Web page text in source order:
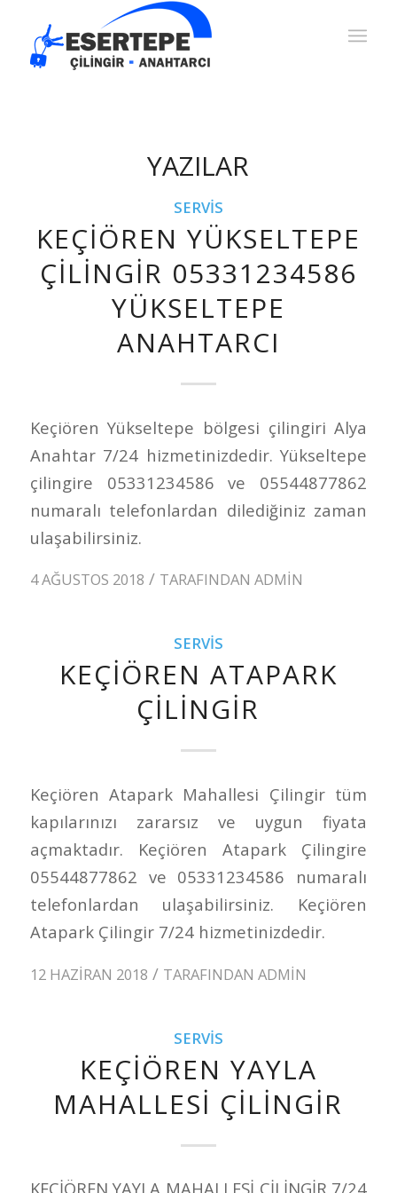
YAZILAR
SERVIS
KEÇIÖREN YÜKSELTEPE
ÇILINGIR 05331234586
YÜKSELTEPE
ANAHTARCI
Keçiören Yükseltepe bölgesi çilingiri Alya
Anahtar 7/24 hizmetinizdedir. Yükseltepe
çilingire 05331234586 ve 05544877862
numaralı telefonlardan dilediğiniz zaman
ulaşabilirsiniz.
4 AĞUSTOS 2018 / TARAFINDAN ADMIN
SERVIS
KEÇIÖREN ATAPARK
ÇILINGIR
Keçiören Atapark Mahallesi Çilingir tüm
kapılarınızı zararsız ve uygun fiyata
açmaktadır. Keçiören Atapark Çilingire
05544877862 ve 05331234586 numaralı
telefonlardan ulaşabilirsiniz. Keçiören
Atapark Çilingir 7/24 hizmetinizdedir.
12 HAZIRAN 2018 / TARAFINDAN ADMIN
SERVIS
KEÇİÖREN YAYLA
MAHALLESİ ÇİLİNGİR
KEÇİÖREN YAYLA MAHALLESİ ÇİLİNGİR 7/24